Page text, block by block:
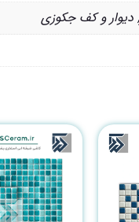
, دیوار و کف جکوزی